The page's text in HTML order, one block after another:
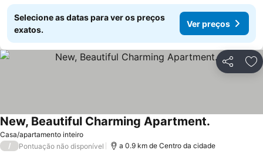
Selecione as datas para ver os preços
exatos.
Ver preços
Partilhar
Casa/apartamento inteiro
New, Beautiful Charming Apartment.
/ Pontuação não disponível a 0.9 km de Centro da cidade